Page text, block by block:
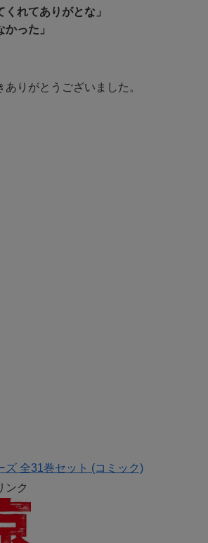
くれてありがとな」
かった」
りがとうございました。
ズ 全31巻セット (コミック)
ンク